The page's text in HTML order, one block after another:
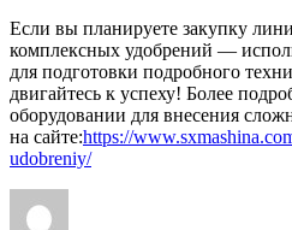
Если вы планируете закупку
комплексных удобрений —
для подготовки подробного
двигайтесь к успеху! Более
оборудовании для внесения
на сайте:https://
udobreniy/